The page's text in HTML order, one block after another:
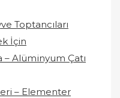
Toptancıları
İçin
Alüminyum Çatı
– Elementer